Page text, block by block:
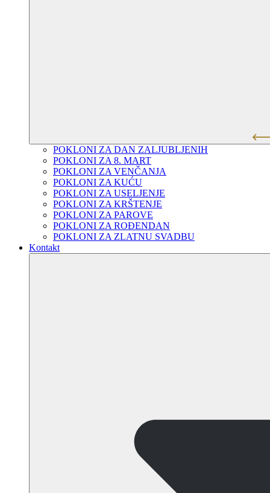
POKLONI ZA DAN ZALJUBLJENIH
POKLONI ZA 8. MART
POKLONI ZA VENČANJA
POKLONI ZA KUĆU
POKLONI ZA USELJENJE
POKLONI ZA KRŠTENJE
POKLONI ZA PAROVE
POKLONI ZA ROĐENDAN
POKLONI ZA ZLATNU SVADBU
Kontakt